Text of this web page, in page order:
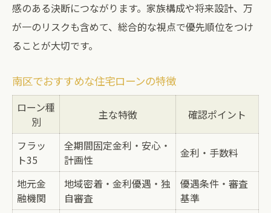
感のある決断につながります。家族構成や将来設計、万
が一のリスクも含めて、総合的な視点で優先順位をつけ
ることが大切です。
南区でおすすめな住宅ローンの特徴
ローン種
別
主な特徴 確認ポイント
フラッ
ト35
全期間固定金利・安心・
計画性
金利・手数料
地元金
融機関
地域密着・金利優遇・独
自審査
優遇条件・審査
基準